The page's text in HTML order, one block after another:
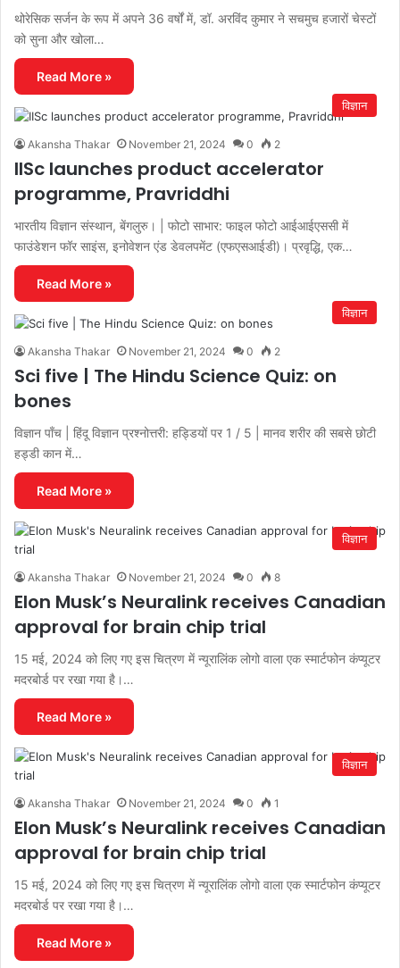
थोरेसिक सर्जन के रूप में अपने 36 वर्षों में, डॉ. अरविंद कुमार ने सचमुच हजारों चेस्टों
को सुना और खोला…
Read More »
विज्ञान
Akansha Thakar November 21, 2024 0 2
IISc launches product accelerator
programme, Pravriddhi
भारतीय विज्ञान संस्थान, बेंगलुरु। | फोटो साभार: फाइल फोटो आईआईएससी में
फाउंडेशन फॉर साइंस, इनोवेशन एंड डेवलपमेंट (एफएसआईडी)। प्रवृद्धि, एक…
Read More »
विज्ञान
Akansha Thakar November 21, 2024 0 2
Sci five | The Hindu Science Quiz: on
bones
विज्ञान पाँच | हिंदू विज्ञान प्रश्नोत्तरी: हड्डियों पर 1 / 5 | मानव शरीर की सबसे छोटी
हड्डी कान में…
Read More »
विज्ञान
Akansha Thakar November 21, 2024 0 8
Elon Musk’s Neuralink receives Canadian
approval for brain chip trial
15 मई, 2024 को लिए गए इस चित्रण में न्यूरालिंक लोगो वाला एक स्मार्टफोन कंप्यूटर
मदरबोर्ड पर रखा गया है।…
Read More »
विज्ञान
Akansha Thakar November 21, 2024 0 1
Elon Musk’s Neuralink receives Canadian
approval for brain chip trial
15 मई, 2024 को लिए गए इस चित्रण में न्यूरालिंक लोगो वाला एक स्मार्टफोन कंप्यूटर
मदरबोर्ड पर रखा गया है।…
Read More »